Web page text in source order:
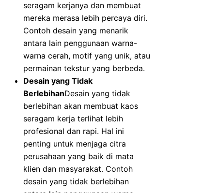
seragam kerjanya dan membuat
mereka merasa lebih percaya diri.
Contoh desain yang menarik
antara lain penggunaan warna-
warna cerah, motif yang unik, atau
permainan tekstur yang berbeda.
Desain yang Tidak
BerlebihanDesain yang tidak
berlebihan akan membuat kaos
seragam kerja terlihat lebih
profesional dan rapi. Hal ini
penting untuk menjaga citra
perusahaan yang baik di mata
klien dan masyarakat. Contoh
desain yang tidak berlebihan